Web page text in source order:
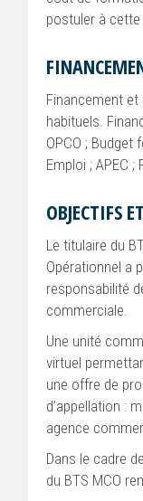
postuler à
Financement
habituels.
OPCO ;
Emploi ; APEC
OBJECTIFS
Le titulaire du
Opérationnel a
responsabilité
commerciale.
Une unité
virtuel
une offre de
d’appellation :
agence
Dans le cadre
du BTS MCO